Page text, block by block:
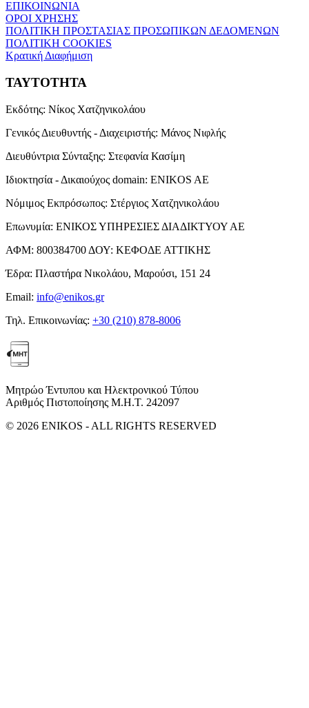
ΕΠΙΚΟΙΝΩΝΙΑ
ΟΡΟΙ ΧΡΗΣΗΣ
ΠΟΛΙΤΙΚΗ ΠΡΟΣΤΑΣΙΑΣ ΠΡΟΣΩΠΙΚΩΝ ΔΕΔΟΜΕΝΩΝ
ΠΟΛΙΤΙΚΗ COOKIES
Κρατική Διαφήμιση
ΤΑΥΤΟΤΗΤΑ
Εκδότης: Νίκος Χατζηνικολάου
Γενικός Διευθυντής - Διαχειριστής: Μάνος Νιφλής
Διευθύντρια Σύνταξης: Στεφανία Κασίμη
Ιδιοκτησία - Δικαιούχος domain: ENIKOS AE
Νόμιμος Εκπρόσωπος: Στέργιος Χατζηνικολάου
Επωνυμία: ΕΝΙΚΟΣ ΥΠΗΡΕΣΙΕΣ ΔΙΑΔΙΚΤΥΟΥ ΑΕ
ΑΦΜ: 800384700 ΔΟΥ: ΚΕΦΟΔΕ ΑΤΤΙΚΗΣ
Έδρα: Πλαστήρα Νικολάου, Μαρούσι, 151 24
Email: info@enikos.gr
Τηλ. Επικοινωνίας: +30 (210) 878-8006
Μητρώο Έντυπου και Ηλεκτρονικού Τύπου
Αριθμός Πιστοποίησης Μ.Η.Τ. 242097
© 2026 ENIKOS - ALL RIGHTS RESERVED